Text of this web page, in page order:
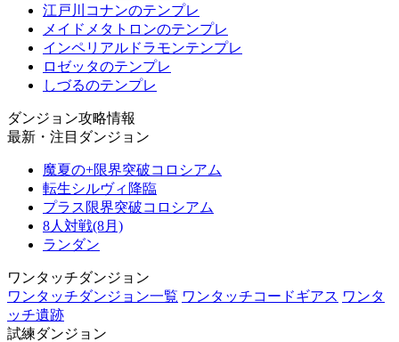
江戸川コナンのテンプレ
メイドメタトロンのテンプレ
インペリアルドラモンテンプレ
ロゼッタのテンプレ
しづるのテンプレ
ダンジョン攻略情報
最新・注目ダンジョン
魔夏の+限界突破コロシアム
転生シルヴィ降臨
プラス限界突破コロシアム
8人対戦(8月)
ランダン
ワンタッチダンジョン
ワンタッチダンジョン一覧 ワンタッチコードギアス ワンタ
ッチ遺跡
試練ダンジョン